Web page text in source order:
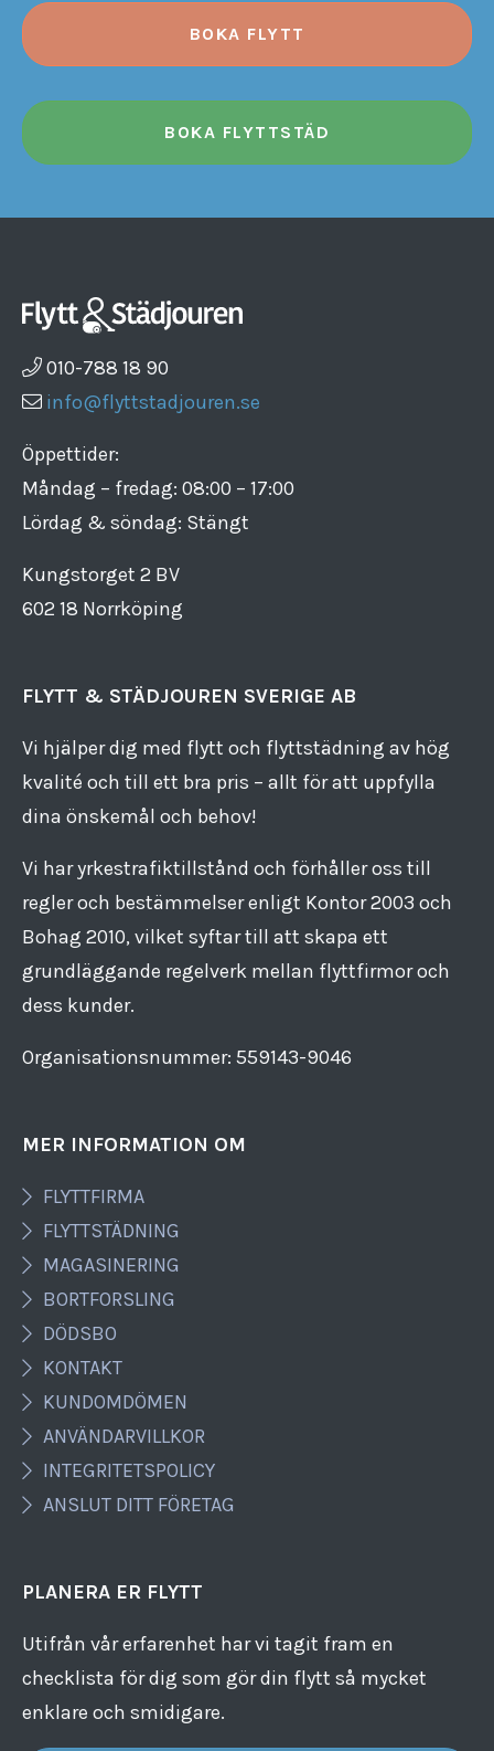
BOKA FLYTT
BOKA FLYTTSTÄD
010-788 18 90
info@flyttstadjouren.se
Öppettider:
Måndag – fredag: 08:00 – 17:00
Lördag & söndag: Stängt
Kungstorget 2 BV
602 18 Norrköping
FLYTT & STÄDJOUREN SVERIGE AB
Vi hjälper dig med flytt och flyttstädning av hög
kvalité och till ett bra pris – allt för att uppfylla
dina önskemål och behov!
Vi har yrkestrafiktillstånd och förhåller oss till
regler och bestämmelser enligt Kontor 2003 och
Bohag 2010, vilket syftar till att skapa ett
grundläggande regelverk mellan flyttfirmor och
dess kunder.
Organisationsnummer: 559143​-​9046
MER INFORMATION OM
FLYTTFIRMA
FLYTTSTÄDNING
MAGASINERING
BORTFORSLING
DÖDSBO
KONTAKT
KUNDOMDÖMEN
ANVÄNDARVILLKOR
INTEGRITETSPOLICY
ANSLUT DITT FÖRETAG
PLANERA ER FLYTT
Utifrån vår erfarenhet har vi tagit fram en
checklista för dig som gör din flytt så mycket
enklare och smidigare.